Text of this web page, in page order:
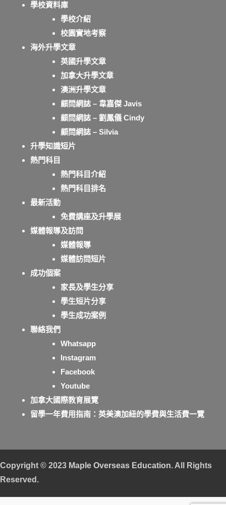
學校資料庫
學校介紹
校園實地考察
海外升學文章
英國升學文章
加拿大升學文章
澳洲升學文章
顧問網誌 – 韋嘉傑 Javis
顧問網誌 – 劉鳳儀 Cindy
顧問網誌 – Silvia
升學知識短片
熱門科目
熱門科目介紹
熱門科目排名
最新活動
免費講座及升學展
媒體報導及訪問
媒體報導
媒體訪問短片
成功個案
家長及學生分享
學生短片分享
學生成功案例
聯絡我們
Whatsapp
Instagram
Facebook
Youtube
加拿大國際教育展覽
留學一年費用指南：英美澳加紐的學費與生活費一覽
Copyright © 2023 Maple Overseas Education. All Rights
Reserved.